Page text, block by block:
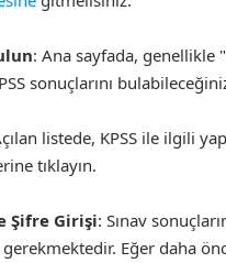
: Ana sayfada, genellikle
sonuçlarını
listede, KPSS ile ilgili
tıklayın.
Şifre Girişi: Sınav
Eğer daha